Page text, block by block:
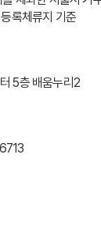
록체류지 기준
5층 배움누리2